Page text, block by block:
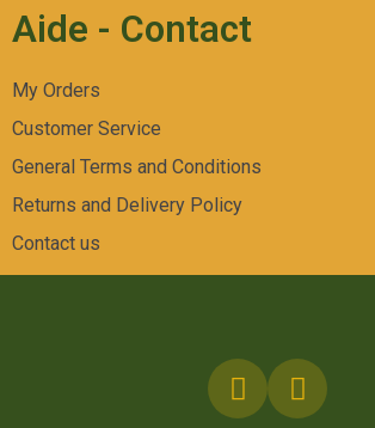
Aide - Contact
My Orders
Customer Service
General Terms and Conditions
Returns and Delivery Policy
Contact us